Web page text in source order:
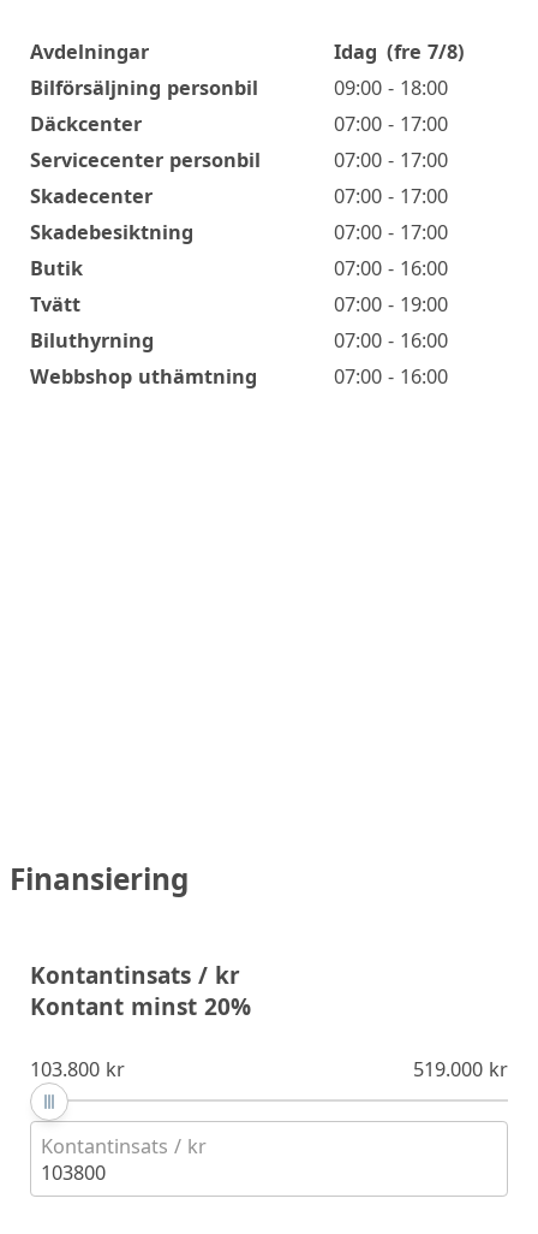
Öppettider
Avdelningar Idag (fre 7/8)
Bilförsäljning personbil
09:00 - 18:00
Däckcenter
07:00 - 17:00
Servicecenter personbil
07:00 - 17:00
Skadecenter
07:00 - 17:00
Skadebesiktning
07:00 - 17:00
Butik
07:00 - 16:00
Tvätt
07:00 - 19:00
Biluthyrning
07:00 - 16:00
Webbshop uthämtning
07:00 - 16:00
Finansiering
Kontantinsats / kr
Kontant minst 20%
103.800 kr 519.000 kr
Kontantinsats / kr
103800